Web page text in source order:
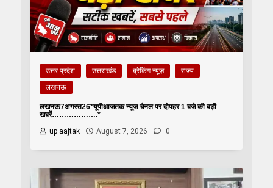
उत्तर प्रदेश उत्तराखंड ब्रेकिंग न्यूज़
राज्य
लखनऊ
लखनऊ7अगस्त26*यूपीआजतक न्यूज चैनल पर दोपहर 1 बजे की बड़ी
खबरें……………….*
up aajtak
August 7, 2026 0